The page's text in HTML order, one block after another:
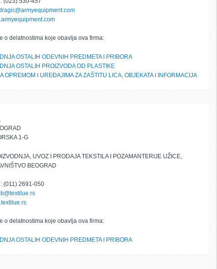
o delatnostima koje obavlja ova firma:
OSTALIH ODEVNIH PREDMETA I PRIBORA
OSTALIH PROIZVODA OD PLASTIKE
OPREMOM I UREĐAJIMA ZA ZAŠTITU LICA, OBJEKATA I INFORMACIJA
1-G
UVOZ I PRODAJA TEKSTILA I POZAMANTERIJE UŽICE,
BEOGRAD
(011) 2691-050
o delatnostima koje obavlja ova firma:
OSTALIH ODEVNIH PREDMETA I PRIBORA